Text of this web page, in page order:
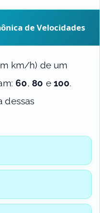
de Velocidades
km/h) de um
60, 80 e 100.
dessas